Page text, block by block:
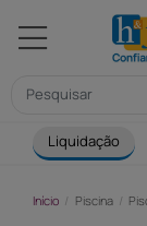
Liquidação
Início Piscina